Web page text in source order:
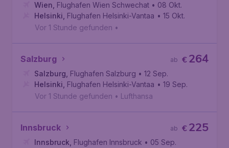
Wien Flughafen Wien Schwechat • 08 Okt.
Helsinki Flughafen Helsinki-Vantaa • 15 Okt.
Vor 1 Stunde gefunden •
Salzburg €264
ab
Salzburg Flughafen Salzburg • 12 Sep.
Helsinki Flughafen Helsinki-Vantaa • 19 Sep.
Vor 1 Stunde gefunden • Lufthansa
Innsbruck €225
ab
Innsbruck Flughafen Innsbruck • 05 Sep.